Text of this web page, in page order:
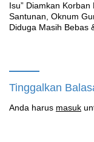
‎Isu” Diamkan Korban
Santunan, Oknum
Diduga Masih Bebas
Tinggalkan
Anda harus masuk